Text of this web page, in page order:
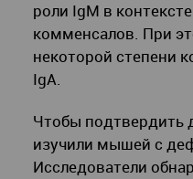
роли IgM в
комменсалов. При
некоторой степени
IgA.
Чтобы подтвердить
изучили мышей с
Исследователи